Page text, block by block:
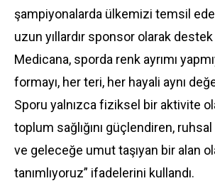
şampiyonalarda ülkemizi temsil
uzun yıllardır sponsor olarak
Medicana, sporda renk ayrımı
formayı, her teri, her hayali aynı
Sporu yalnızca fiziksel bir aktivite
toplum sağlığını güçlendiren,
ve geleceğe umut taşıyan bir alan
tanımlıyoruz” ifadelerini kullandı.